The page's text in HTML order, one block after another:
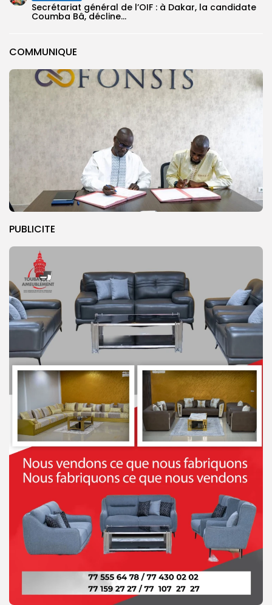
COMMUNIQUE
PUBLICITE
Secrétariat général de l’OIF : à Dakar, la candidate
Coumba Bâ, décline...